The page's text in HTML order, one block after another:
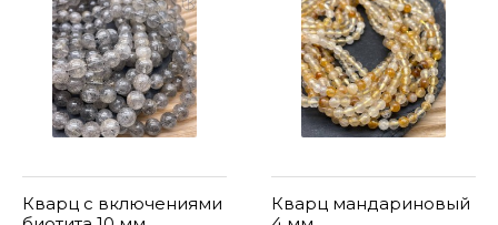
Кварц с включениями
Кварц мандариновый